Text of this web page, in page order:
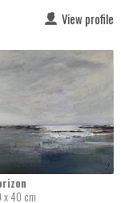
View profile
x 40 cm